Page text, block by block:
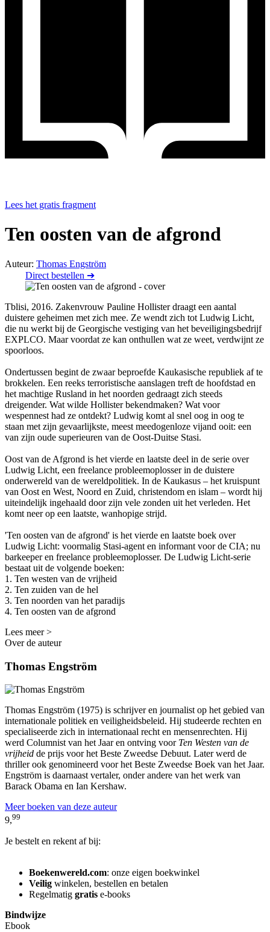
Lees het gratis fragment
Ten oosten van de afgrond
Auteur: Thomas Engström
Direct bestellen ➔
Tblisi, 2016. Zakenvrouw Pauline Hollister draagt een aantal
duistere geheimen met zich mee. Ze wendt zich tot Ludwig Licht,
die nu werkt bij de Georgische vestiging van het beveiligingsbedrijf
EXPLCO. Maar voordat ze kan onthullen wat ze weet, verdwijnt ze
spoorloos.
Ondertussen begint de zwaar beproefde Kaukasische republiek af te
brokkelen. Een reeks terroristische aanslagen treft de hoofdstad en
het machtige Rusland in het noorden gedraagt ​​zich steeds
dreigender. Wat wilde Hollister bekendmaken? Wat voor
wespennest had ze ontdekt? Ludwig komt al snel oog in oog te
staan ​​met zijn gevaarlijkste, meest meedogenloze vijand ooit: een
van zijn oude superieuren van de Oost-Duitse Stasi.
Oost van de Afgrond is het vierde en laatste deel in de serie over
Ludwig Licht, een freelance probleemoplosser in de duistere
onderwereld van de wereldpolitiek. In de Kaukasus – het kruispunt
van Oost en West, Noord en Zuid, christendom en islam – wordt hij
uiteindelijk ingehaald door zijn vele zonden uit het verleden. Het
komt neer op een laatste, wanhopige strijd.
'Ten oosten van de afgrond' is het vierde en laatste boek over
Ludwig Licht: voormalig Stasi-agent en informant voor de CIA; nu
barkeeper en freelance probleemoplosser. De Ludwig Licht-serie
bestaat uit de volgende boeken:
1. Ten westen van de vrijheid
2. Ten zuiden van de hel
3. Ten noorden van het paradijs
4. Ten oosten van de afgrond
Lees meer >
Over de auteur
Thomas Engström
Thomas Engström (1975) is schrijver en journalist op het gebied van
internationale politiek en veiligheidsbeleid. Hij studeerde rechten en
specialiseerde zich in internationaal recht en mensenrechten. Hij
werd Columnist van het Jaar en ontving voor Ten Westen van de
vrijheid de prijs voor het Beste Zweedse Debuut. Later werd de
thriller ook genomineerd voor het Beste Zweedse Boek van het Jaar.
Engström is daarnaast vertaler, onder andere van het werk van
Barack Obama en Ian Kershaw.
Meer boeken van deze auteur
9,99
Je bestelt en rekent af bij:
Boekenwereld.com: onze eigen boekwinkel
Veilig winkelen, bestellen en betalen
Regelmatig gratis e-books
Bindwijze
Ebook